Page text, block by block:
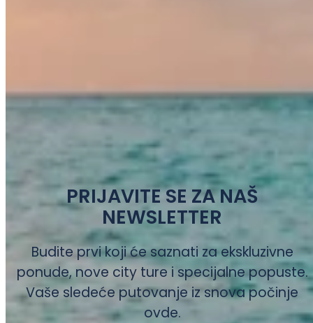
PRIJAVITE SE ZA NAŠ
NEWSLETTER
Budite prvi koji će saznati za ekskluzivne
ponude, nove city ture i specijalne popuste.
Vaše sledeće putovanje iz snova počinje
ovde.